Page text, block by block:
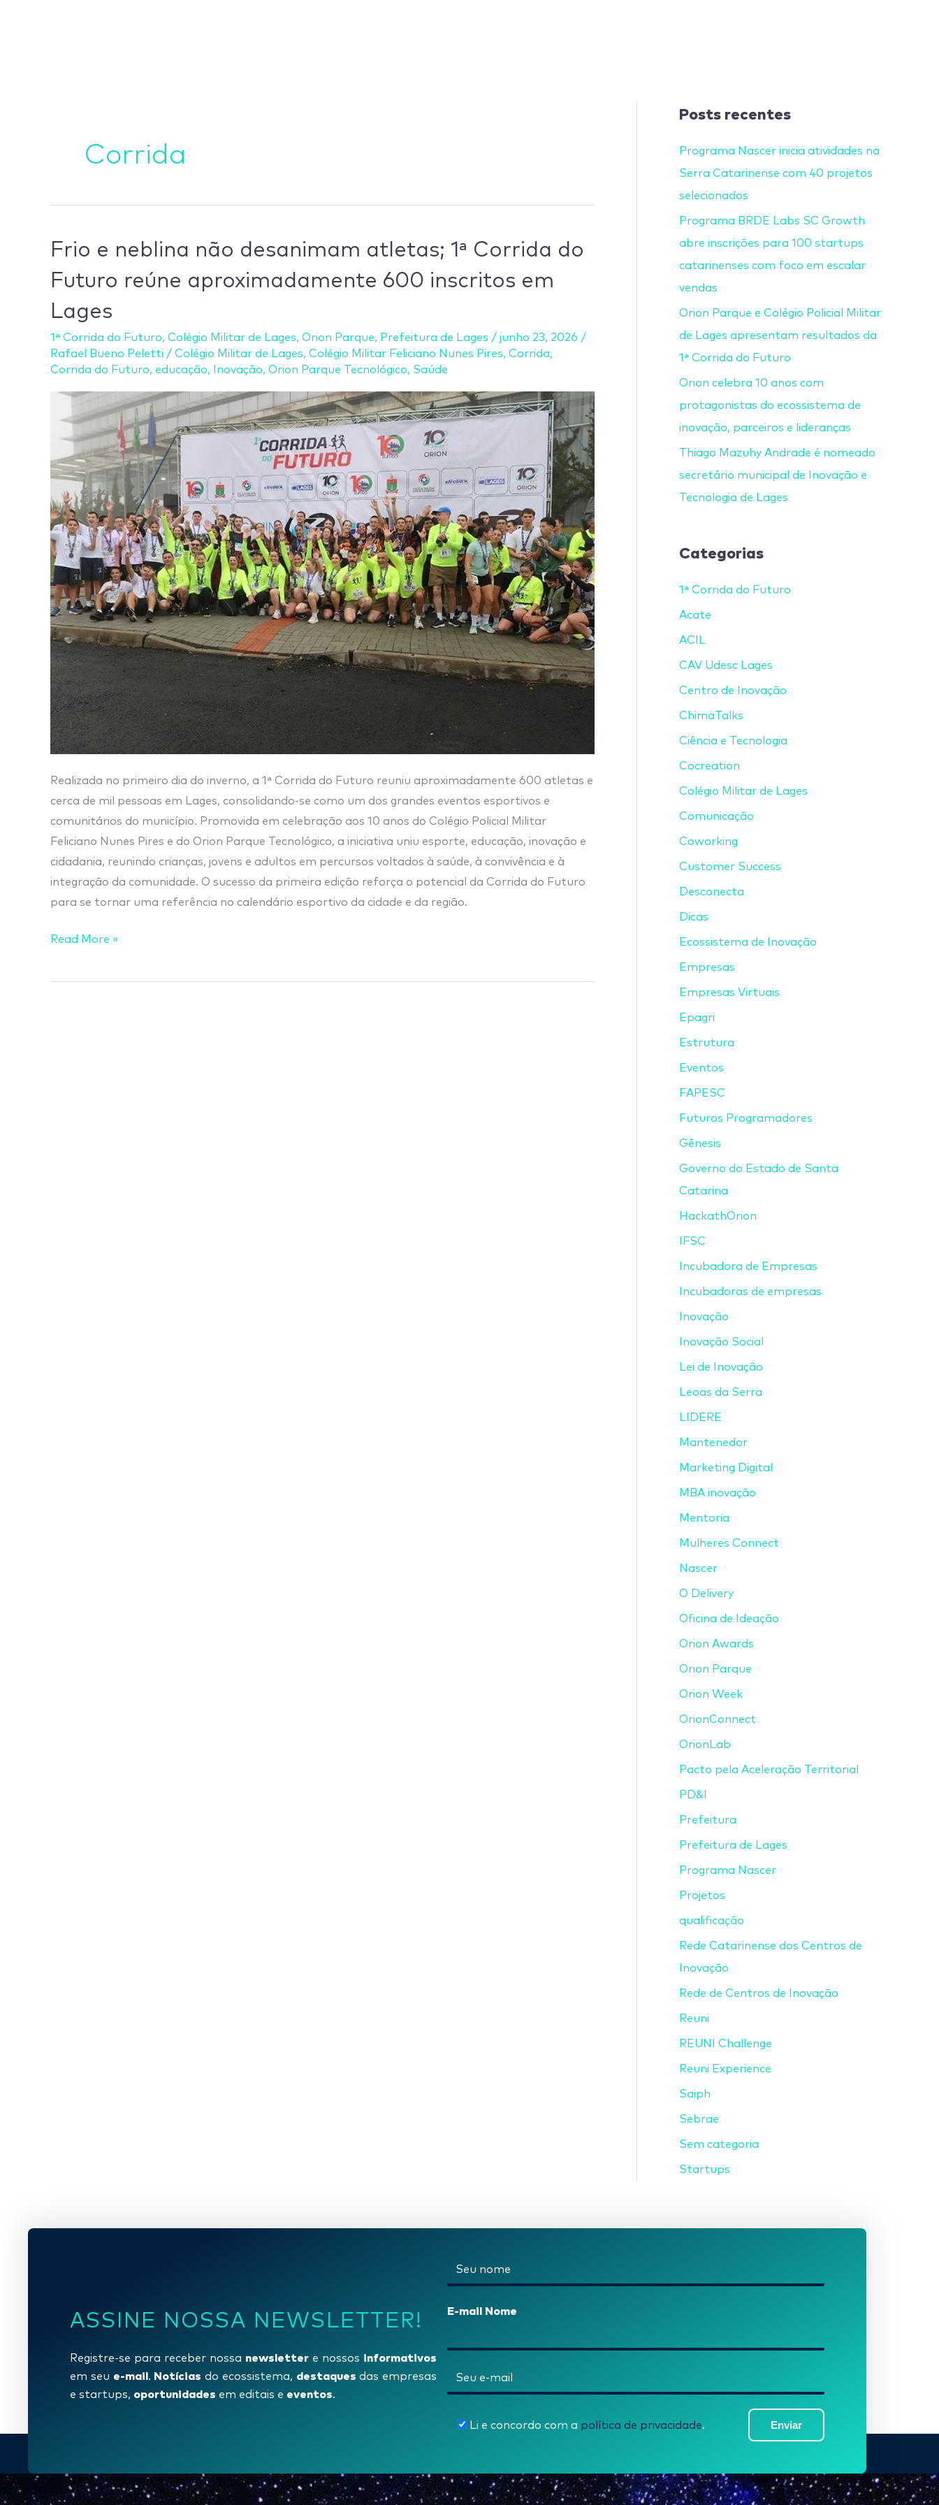
Corrida
Frio e neblina não desanimam atletas; 1ª Corrida do
Futuro reúne aproximadamente 600 inscritos em
Lages
1ª Corrida do Futuro, Colégio Militar de Lages, Orion Parque, Prefeitura de Lages / junho 23, 2026 /
Rafael Bueno Peletti / Colégio Militar de Lages, Colégio Militar Feliciano Nunes Pires, Corrida,
Corrida do Futuro, educação, Inovação, Orion Parque Tecnológico, Saúde
Realizada no primeiro dia do inverno, a 1ª Corrida do Futuro reuniu aproximadamente 600 atletas e
cerca de mil pessoas em Lages, consolidando-se como um dos grandes eventos esportivos e
comunitários do município. Promovida em celebração aos 10 anos do Colégio Policial Militar
Feliciano Nunes Pires e do Orion Parque Tecnológico, a iniciativa uniu esporte, educação, inovação e
cidadania, reunindo crianças, jovens e adultos em percursos voltados à saúde, à convivência e à
integração da comunidade. O sucesso da primeira edição reforça o potencial da Corrida do Futuro
para se tornar uma referência no calendário esportivo da cidade e da região.
Frio
neblina
não
desanimam
atletas;
1ª
Futuro
reúne
aproximadamente
inscritos
em
Lages
Read More »
Posts recentes
Programa Nascer inicia atividades na
Serra Catarinense com 40 projetos
selecionados
Programa BRDE Labs SC Growth
abre inscrições para 100 startups
catarinenses com foco em escalar
vendas
Orion Parque e Colégio Policial Militar
de Lages apresentam resultados da
1ª Corrida do Futuro
Orion celebra 10 anos com
protagonistas do ecossistema de
inovação, parceiros e lideranças
Thiago Mazuhy Andrade é nomeado
secretário municipal de Inovação e
Tecnologia de Lages
Categorias
1ª Corrida do Futuro
Acate
ACIL
CAV Udesc Lages
Centro de Inovação
ChimaTalks
Ciência e Tecnologia
Cocreation
Colégio Militar de Lages
Comunicação
Coworking
Customer Success
Desconecta
Dicas
Ecossistema de Inovação
Empresas
Empresas Virtuais
Epagri
Estrutura
Eventos
FAPESC
Futuros Programadores
Gênesis
Governo do Estado de Santa
Catarina
HackathOrion
IFSC
Incubadora de Empresas
Incubadoras de empresas
Inovação
Inovação Social
Lei de Inovação
Leoas da Serra
LIDERE
Mantenedor
Marketing Digital
MBA inovação
Mentoria
Mulheres Connect
Nascer
O Delivery
Oficina de Ideação
Orion Awards
Orion Parque
Orion Week
OrionConnect
OrionLab
Pacto pela Aceleração Territorial
PD&I
Prefeitura
Prefeitura de Lages
Programa Nascer
Projetos
qualificação
Rede Catarinense dos Centros de
Inovação
Rede de Centros de Inovação
Reuni
REUNI Challenge
Reuni Experience
Saiph
Sebrae
Sem categoria
Startups
ASSINE NOSSA NEWSLETTER!
Registre-se para receber nossa newsletter e nossos informativos
em seu e-mail. Notícias do ecossistema, destaques das empresas
e startups, oportunidades em editais e eventos.
o
m
*
E-mail Nome
-
l
*
Enviar
Li e concordo com a política de privacidade.